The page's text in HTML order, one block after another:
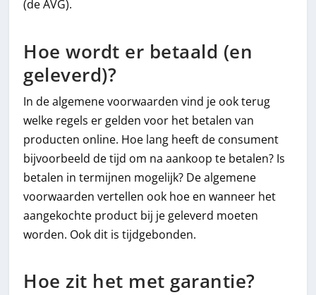
(de AVG).
Hoe wordt er betaald (en
geleverd)?
In de algemene voorwaarden vind je ook terug
welke regels er gelden voor het betalen van
producten online. Hoe lang heeft de consument
bijvoorbeeld de tijd om na aankoop te betalen? Is
betalen in termijnen mogelijk? De algemene
voorwaarden vertellen ook hoe en wanneer het
aangekochte product bij je geleverd moeten
worden. Ook dit is tijdgebonden.
Hoe zit het met garantie?